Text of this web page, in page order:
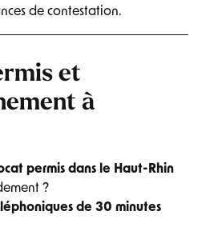
de contestation.
et
à
permis dans le Haut-Rhin
?
de 30 minutes